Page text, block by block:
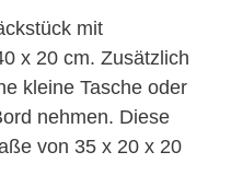
mit
x 20 cm. Zusätzlich
kleine Tasche oder
nehmen. Diese
von 35 x 20 x 20